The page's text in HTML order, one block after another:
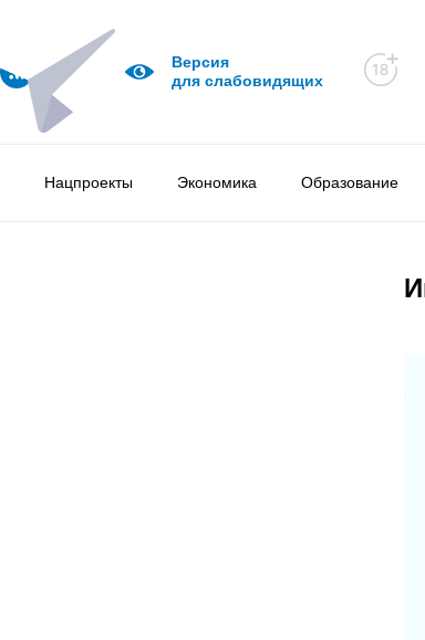
Версия
для слабовидящих
Нацпроекты Экономика Образование